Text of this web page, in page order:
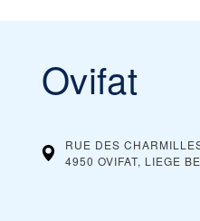
Ovifat
RUE DES
4950 OVIFAT, LIEGE